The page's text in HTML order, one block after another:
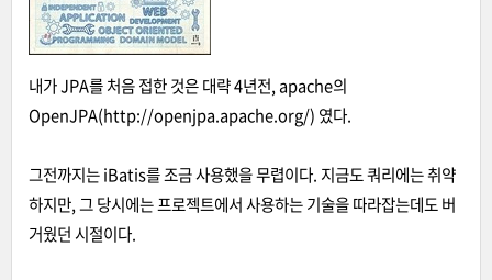
내가 JPA를 처음 접한 것은 대략 4년전, apache의
OpenJPA(http://openjpa.apache.org/) 였다.
그전까지는 iBatis를 조금 사용했을 무렵이다. 지금도 쿼리에는 취약
하지만, 그 당시에는 프로젝트에서 사용하는 기술을 따라잡는데도 버
거웠던 시절이다.